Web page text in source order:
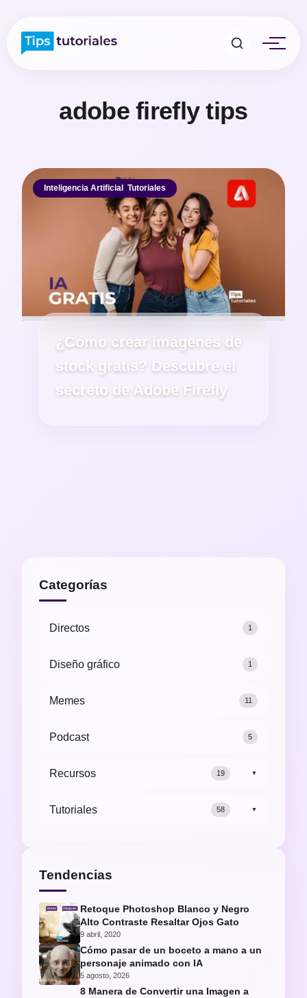
adobe firefly tips
Inteligencia Artificial , Tutoriales
¿Cómo crear imágenes de
stock gratis? Descubre el
secreto de Adobe Firefly
Categorías
Directos 1
Diseño gráfico 1
Memes 11
Podcast 5
Recursos 19 ▼
Tutoriales 58 ▼
Tendencias
Retoque Photoshop Blanco y Negro
Alto Contraste Resaltar Ojos Gato
9 abril, 2020
Cómo pasar de un boceto a mano a un
personaje animado con IA
5 agosto, 2026
8 Manera de Convertir una Imagen a